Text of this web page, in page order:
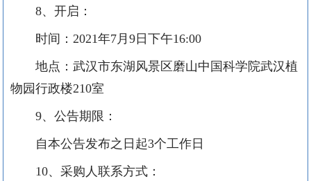
8、开启：
时间： 2021年7 月 9日下午16:00
地点： 武汉市东湖风景区磨山中国科学院武汉植
物园行政楼210室
9、公告期限：
自本公告发布之日起3个工作日
10、采购人联系方式：